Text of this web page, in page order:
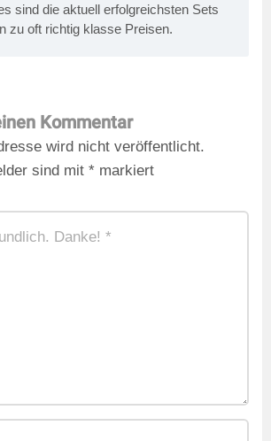
sind die aktuell erfolgreichsten Sets
zu oft richtig klasse Preisen.
Kommentar
wird nicht veröffentlicht.
sind mit * markiert